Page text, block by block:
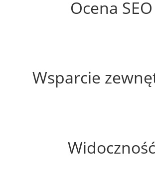
Ocena SEO
Wsparcie
Widoczność